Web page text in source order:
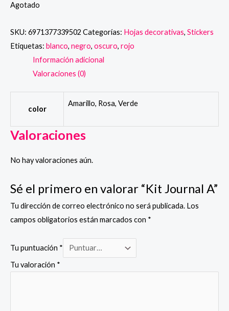
Agotado
SKU: 6971377339502 Categorías: Hojas decorativas, Stickers
Etiquetas: blanco, negro, oscuro, rojo
Información adicional
Valoraciones (0)
color
Amarillo, Rosa, Verde
Valoraciones
No hay valoraciones aún.
Sé el primero en valorar “Kit Journal A”
Tu dirección de correo electrónico no será publicada. Los
campos obligatorios están marcados con *
Tu puntuación *
Tu valoración *